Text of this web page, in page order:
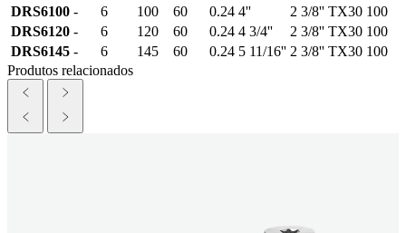
DRS6100 - 6 100 60 0.24 4'' 2 3/8'' TX30 100
DRS6120 - 6 120 60 0.24 4 3/4'' 2 3/8'' TX30 100
DRS6145 - 6 145 60 0.24 5 11/16'' 2 3/8'' TX30 100
Produtos relacionados